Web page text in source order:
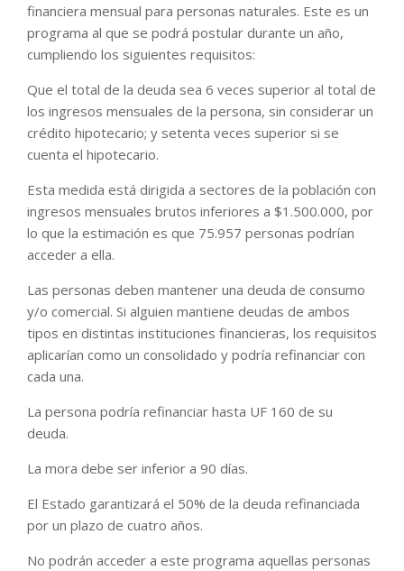
financiera mensual para personas naturales. Este es un
programa al que se podrá postular durante un año,
cumpliendo los siguientes requisitos:
Que el total de la deuda sea 6 veces superior al total de
los ingresos mensuales de la persona, sin considerar un
crédito hipotecario; y setenta veces superior si se
cuenta el hipotecario.
Esta medida está dirigida a sectores de la población con
ingresos mensuales brutos inferiores a $1.500.000, por
lo que la estimación es que 75.957 personas podrían
acceder a ella.
Las personas deben mantener una deuda de consumo
y/o comercial. Si alguien mantiene deudas de ambos
tipos en distintas instituciones financieras, los requisitos
aplicarían como un consolidado y podría refinanciar con
cada una.
La persona podría refinanciar hasta UF 160 de su
deuda.
La mora debe ser inferior a 90 días.
El Estado garantizará el 50% de la deuda refinanciada
por un plazo de cuatro años.
No podrán acceder a este programa aquellas personas